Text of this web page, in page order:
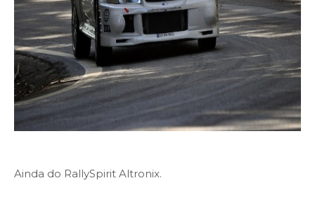
Ainda do RallySpirit Altronix.